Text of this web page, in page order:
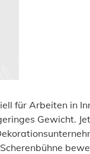
für Arbeiten in
Gewicht.